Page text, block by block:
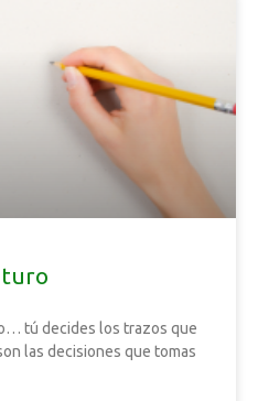
tú decides los trazos que
las decisiones que tomas